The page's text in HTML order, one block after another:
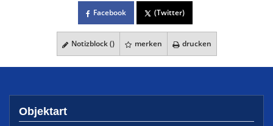
Facebook (Twitter)
Notizblock () merken drucken
Objektart